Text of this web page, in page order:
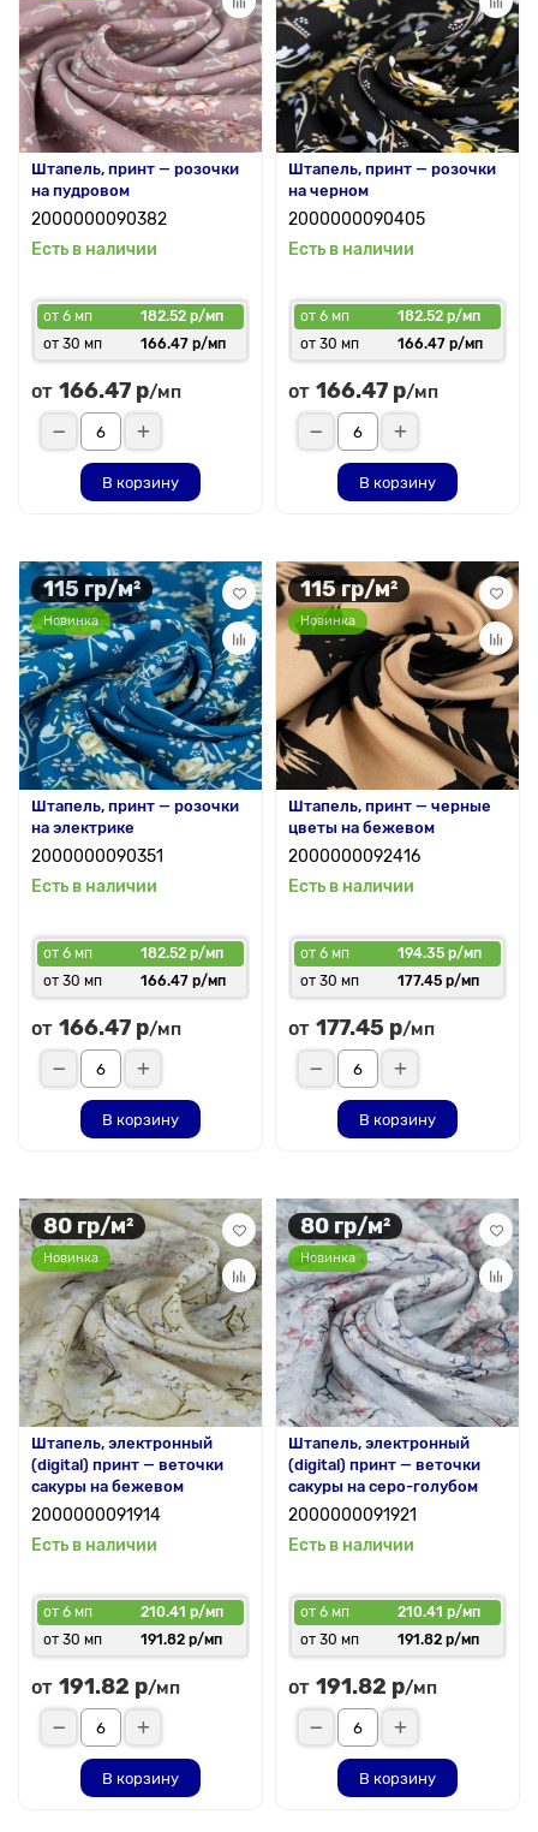
Штапель, принт — розочки
на пудровом
2000000090382
Есть в наличии
от 6 мп
182.52 р/мп
от 30 мп
166.47 р/мп
от 166.47 р/мп
В корзину
Штапель, принт — розочки
на черном
2000000090405
Есть в наличии
от 6 мп
182.52 р/мп
от 30 мп
166.47 р/мп
от 166.47 р/мп
В корзину
115 гр/м²
Новинка
Штапель, принт — розочки
на электрике
2000000090351
Есть в наличии
от 6 мп
182.52 р/мп
от 30 мп
166.47 р/мп
от 166.47 р/мп
В корзину
115 гр/м²
Новинка
Штапель, принт — черные
цветы на бежевом
2000000092416
Есть в наличии
от 6 мп
194.35 р/мп
от 30 мп
177.45 р/мп
от 177.45 р/мп
В корзину
80 гр/м²
Новинка
Штапель, электронный
(digital) принт — веточки
сакуры на бежевом
2000000091914
Есть в наличии
от 6 мп
210.41 р/мп
от 30 мп
191.82 р/мп
от 191.82 р/мп
В корзину
80 гр/м²
Новинка
Штапель, электронный
(digital) принт — веточки
сакуры на серо-голубом
2000000091921
Есть в наличии
от 6 мп
210.41 р/мп
от 30 мп
191.82 р/мп
от 191.82 р/мп
В корзину